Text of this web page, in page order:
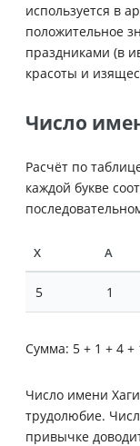
используется в
положительное
праздниками (в
красоты и
Число
Расчёт по
каждой букве
Х А
5 1
Сумма: 5 + 1 + 4 +
Число имени
трудолюбие.
привычке